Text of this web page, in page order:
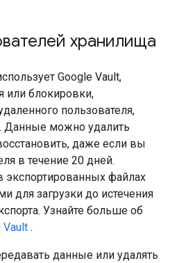
хранилища
Google Vault,
или блокировки,
пользователя,
Данные можно удалить
даже если вы
в течение 20 дней.
файлах
для загрузки до истечения
Узнайте больше об
Vault .
данные или удалять